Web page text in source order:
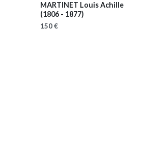
MARTINET Louis Achille
(1806 - 1877)
150 €